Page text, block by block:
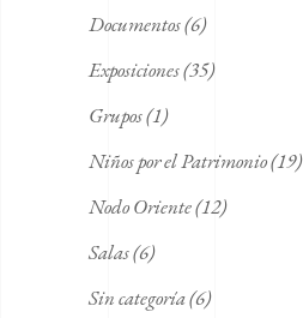
Documentos(6)
Exposiciones(35)
Grupos(1)
Niños por el Patrimonio(19)
Nodo Oriente(12)
Salas(6)
Sin categoría(6)